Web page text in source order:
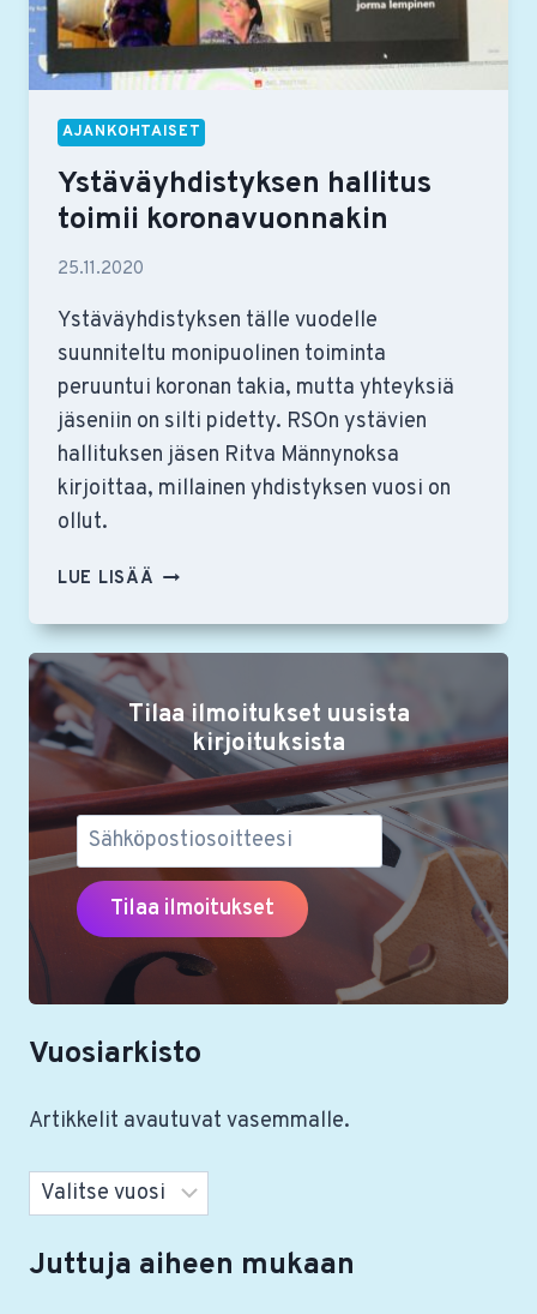
AJANKOHTAISET
Ystäväyhdistyksen hallitus
toimii koronavuonnakin
25.11.2020
Ystäväyhdistyksen tälle vuodelle
suunniteltu monipuolinen toiminta
peruuntui koronan takia, mutta yhteyksiä
jäseniin on silti pidetty. RSOn ystävien
hallituksen jäsen Ritva Männynoksa
kirjoittaa, millainen yhdistyksen vuosi on
ollut.
LUE LISÄÄ YSTÄVÄYHDISTYKSEN
TOIMII
KORONAVUONNAKIN
Tilaa ilmoitukset uusista
kirjoituksista
Vuosiarkisto
Artikkelit avautuvat vasemmalle.
Arkistot
Juttuja aiheen mukaan